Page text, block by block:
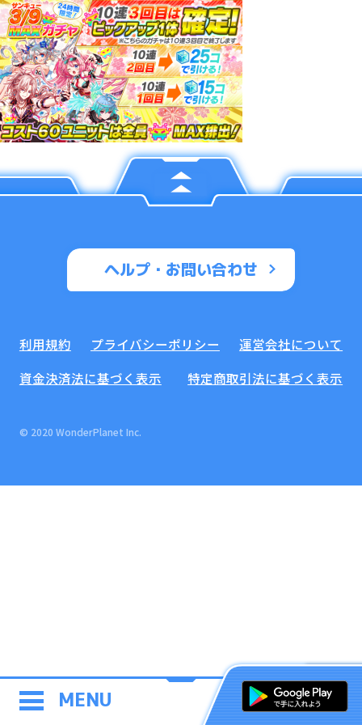
MENU
ヘルプ・お問い合わせ
利用規約 プライバシーポリシー
運営会社について
資金決済法に基づく表示
特定商取引法に基づく表示
© 2020 WonderPlanet Inc.